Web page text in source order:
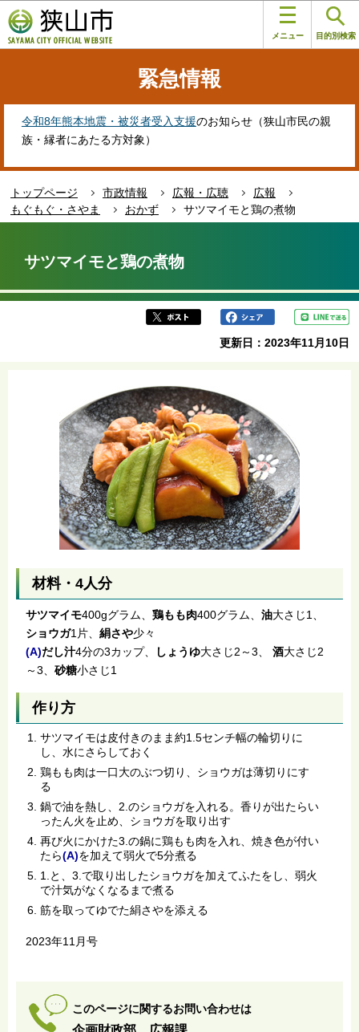
の
ペ
す
メニュー 目的別検索
緊急情報
令和8年熊本地震・被災者受入支援のお知らせ（狭山市民の親
族・縁者にあたる方対象）
トップページ 市政情報 広報・広聴
広報
もぐもぐ・さやま
おかず
サツマイモと鶏の煮物
か
サツマイモと鶏の煮物
更新日：2023年11月10日
材料・4人分
サツマイモ400gグラム、 鶏もも肉400グラム、 油大さじ1、
ショウガ1片、 絹さや少々
(A)だし汁4分の3カップ、 しょうゆ大さじ2～3、 酒大さじ2
～3、 砂糖小さじ1
作り方
サツマイモは皮付きのまま約1.5センチ幅の輪切りに
し、水にさらしておく
鶏もも肉は一口大のぶつ切り、ショウガは薄切りにす
る
鍋で油を熱し、2.のショウガを入れる。香りが出たらい
ったん火を止め、ショウガを取り出す
再び火にかけた3.の鍋に鶏もも肉を入れ、焼き色が付い
たら(A)を加えて弱火で5分煮る
1.と、3.で取り出したショウガを加えてふたをし、弱火
で汁気がなくなるまで煮る
筋を取ってゆでた絹さやを添える
2023年11月号
このページに関するお問い合わせは